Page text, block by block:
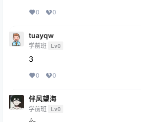
0 0
tuayqw
学前班 Lv0
3
0 0
伴风望海
学前班 Lv0